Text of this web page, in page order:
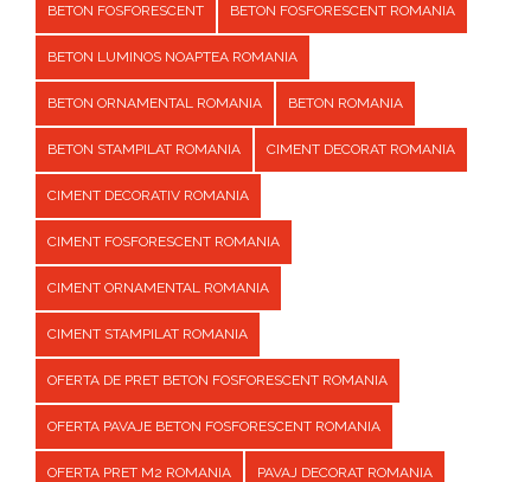
BETON FOSFORESCENT BETON FOSFORESCENT ROMANIA
BETON LUMINOS NOAPTEA ROMANIA
BETON ORNAMENTAL ROMANIA BETON ROMANIA
BETON STAMPILAT ROMANIA CIMENT DECORAT ROMANIA
CIMENT DECORATIV ROMANIA
CIMENT FOSFORESCENT ROMANIA
CIMENT ORNAMENTAL ROMANIA
CIMENT STAMPILAT ROMANIA
OFERTA DE PRET BETON FOSFORESCENT ROMANIA
OFERTA PAVAJE BETON FOSFORESCENT ROMANIA
OFERTA PRET M2 ROMANIA PAVAJ DECORAT ROMANIA